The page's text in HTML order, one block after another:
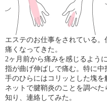
エステのお仕事をされている
痛くなってきた。
2ヶ月前から痛みを感じるよう
指が曲げ伸ばしで痛む。特に中
手のひらにはコリッとした塊を
ネットで腱鞘炎のことを調べ
知り、連絡してみた。